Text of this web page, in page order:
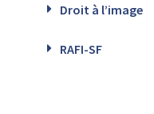
Droit à l’image
RAFI-SF